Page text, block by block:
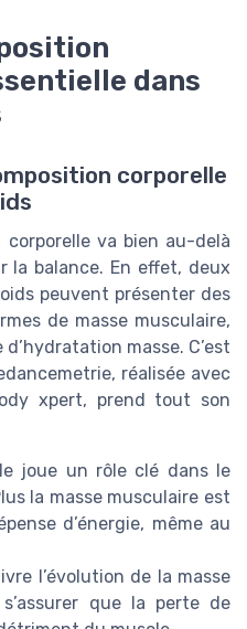
dans
corporelle
corporelle va bien au-delà
la balance. En effet, deux
peuvent présenter des
de masse musculaire,
masse. C’est
réalisée avec
xpert, prend tout son
joue un rôle clé dans le
la masse musculaire est
d’énergie, même au
l’évolution de la masse
que la perte de